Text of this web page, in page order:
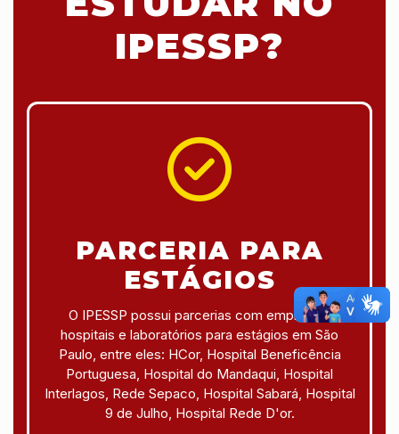
IPESSP?
PARCERIA PARA
ESTÁGIOS
O IPESSP possui parcerias com empresas,
hospitais e laboratórios para estágios em São
Paulo, entre eles: HCor, Hospital Beneficência
Portuguesa, Hospital do Mandaqui, Hospital
Interlagos, Rede Sepaco, Hospital Sabará, Hospital
9 de Julho, Hospital Rede D'or.